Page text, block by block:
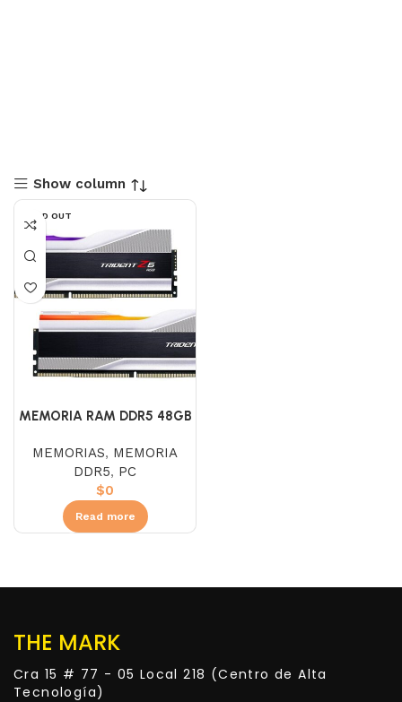
Show column
SOLD OUT
MEMORIA RAM DDR5 48GB
TRIDENT Z 5
MEMORIAS, MEMORIA
DDR5, PC
$0
Read more
THE MARK
Cra 15 # 77 - 05 Local 218 (Centro de Alta
Tecnología)